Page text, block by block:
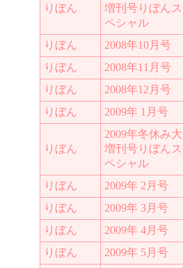
りぼん
増刊号りぼんス
ペシャル
りぼん 2008年10月号
りぼん
2008年11月号
りぼん
2008年12月号
りぼん
2009年 1月号
りぼん
2009年冬休み大
増刊号りぼんス
ペシャル
りぼん 2009年 2月号
りぼん
2009年 3月号
りぼん
2009年 4月号
りぼん
2009年 5月号